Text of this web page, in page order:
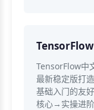
TensorFlow中
最新稳定版打
基础入门的友
核心→实操进